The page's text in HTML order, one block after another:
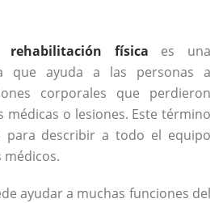
rehabilitación física es una
que ayuda a las personas a
corporales que perdieron
médicas o lesiones. Este término
para describir a todo el equipo
médicos.
ayudar a muchas funciones del